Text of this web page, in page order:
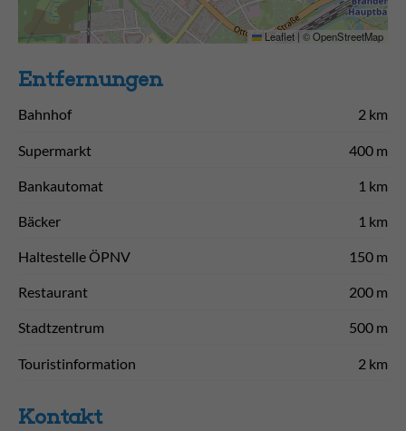
Leaflet | ©OpenStreetMap
Entfernungen
Bahnhof 2 km
Supermarkt 400 m
Bankautomat 1 km
Bäcker 1 km
Haltestelle ÖPNV 150 m
Restaurant 200 m
Stadtzentrum 500 m
Touristinformation 2 km
Kontakt